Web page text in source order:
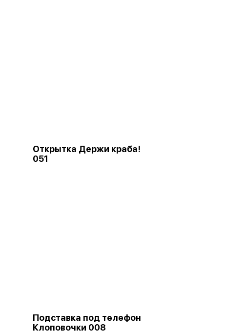
Открытка Держи краба!
051
Подставка под телефон
Клоповочки 008